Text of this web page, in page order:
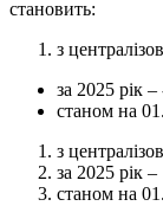
становить:
з
за 2025 рік
станом на
з
за 2025 рік
станом на